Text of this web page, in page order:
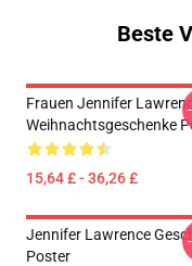
Beste
Frauen Jennifer
Weihnachtsgeschenke
15,64 £ - 36,26 £
Jennifer Lawrence
Poster